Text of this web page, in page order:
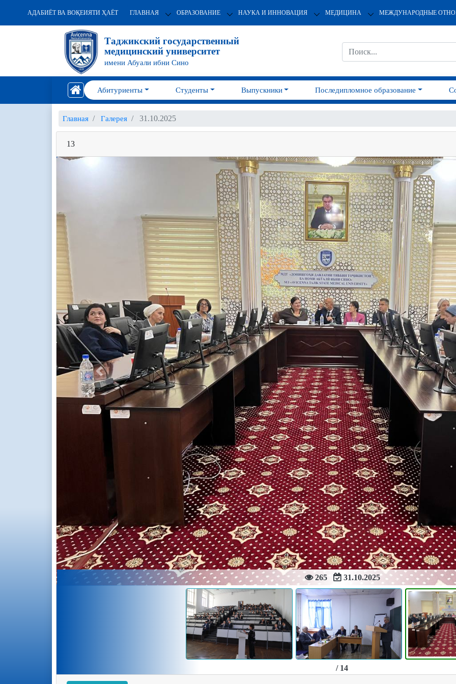
АДАБИЁТ ВА ВОҚЕИЯТИ ҲАЁТ ГЛАВНАЯ ОБРАЗОВАНИЕ НАУКА И ИННОВАЦИЯ МЕДИЦИНА МЕЖДУНАРОДНЫЕ
Таджикский государственный
медицинский университет
имени Абуали ибни Сино
Абитуриенты Студенты Выпускники Последипломное образование
Главная Галерея 31.10.2025
13
265 31.10.2025
Previous
/ 14